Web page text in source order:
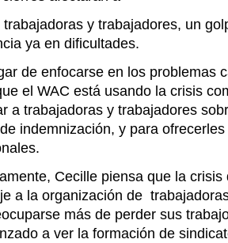
trabajadoras y trabajadores, un
ya en dificultades.
de enfocarse en los problemas
el WAC está usando la crisis
a trabajadoras y trabajadores
indemnización, y para
Cecille piensa que la
a la organización de
más de perder sus
a ver la formación de